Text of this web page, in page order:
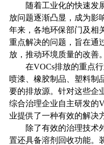
随着工业化的快速发展
放问题逐渐凸显，成为影
年来，各地环保部门及相
重点解决的问题，旨在通
放，推动环境质量的改善。
在VOCs排放的重点
喷漆、橡胶制品、塑料制
要的排放源。针对这些企
综合治理企业自主研发的
业提供了一种有效的解决
除了有效的治理技术
置还具备溶剂回收功能。